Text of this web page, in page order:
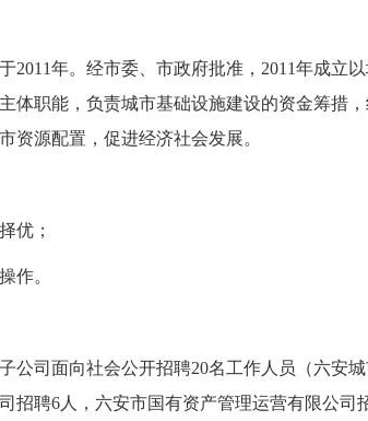
年。经市委、市政府批准，2011年成立
体职能，负责城市基础设施建设的资金筹措
资源配置，促进经济社会发展。
优；
作。
司面向社会公开招聘20名工作人员（六安城
招聘6人，六安市国有资产管理运营有限公司